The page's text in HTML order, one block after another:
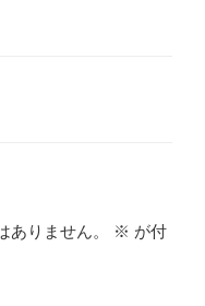
ありません。 ※ が付